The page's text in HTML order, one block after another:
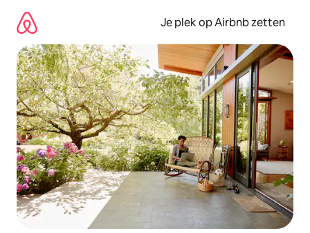
direct
naar
inhoud
Je plek op Airbnb zetten